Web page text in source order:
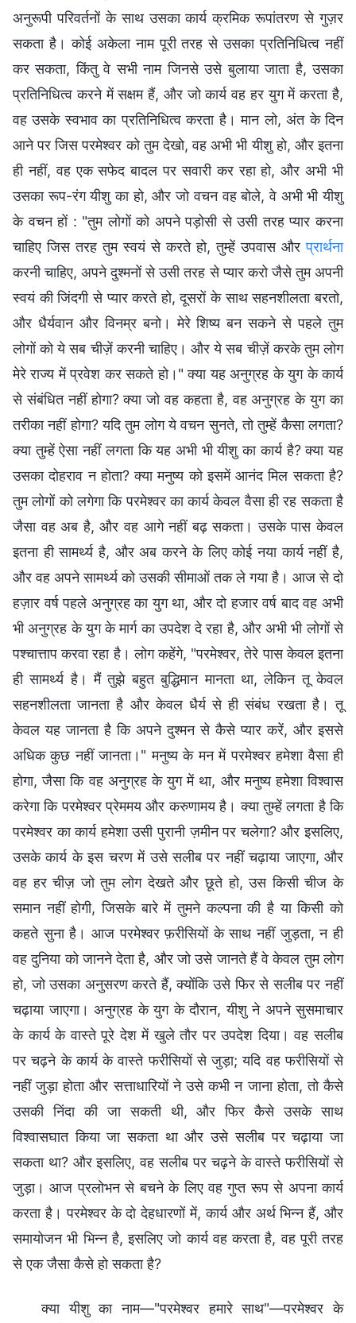
अनुरूपी परिवर्तनों के साथ उसका कार्य क्रमिक रूपांतरण से गुज़र
सकता है। कोई अकेला नाम पूरी तरह से उसका प्रतिनिधित्व नहीं
कर सकता, किंतु वे सभी नाम जिनसे उसे बुलाया जाता है, उसका
प्रतिनिधित्व करने में सक्षम हैं, और जो कार्य वह हर युग में करता है,
वह उसके स्वभाव का प्रतिनिधित्व करता है। मान लो, अंत के दिन
आने पर जिस परमेश्वर को तुम देखो, वह अभी भी यीशु हो, और इतना
ही नहीं, वह एक सफेद बादल पर सवारी कर रहा हो, और अभी भी
उसका रूप-रंग यीशु का हो, और जो वचन वह बोले, वे अभी भी यीशु
के वचन हों : "तुम लोगों को अपने पड़ोसी से उसी तरह प्यार करना
चाहिए जिस तरह तुम स्वयं से करते हो, तुम्हें उपवास औरप्रार्थना
करनी चाहिए, अपने दुश्मनों से उसी तरह से प्यार करो जैसे तुम अपनी
स्वयं की जिंदगी से प्यार करते हो, दूसरों के साथ सहनशीलता बरतो,
और धैर्यवान और विनम्र बनो। मेरे शिष्य बन सकने से पहले तुम
लोगों को ये सब चीज़ें करनी चाहिए। और ये सब चीज़ें करके तुम लोग
मेरे राज्य में प्रवेश कर सकते हो।" क्या यह अनुग्रह के युग के कार्य
से संबंधित नहीं होगा? क्या जो वह कहता है, वह अनुग्रह के युग का
तरीका नहीं होगा? यदि तुम लोग ये वचन सुनते, तो तुम्हें कैसा लगता?
क्या तुम्हें ऐसा नहीं लगता कि यह अभी भी यीशु का कार्य है? क्या यह
उसका दोहराव न होता? क्या मनुष्य को इसमें आनंद मिल सकता है?
तुम लोगों को लगेगा कि परमेश्वर का कार्य केवल वैसा ही रह सकता है
जैसा वह अब है, और वह आगे नहीं बढ़ सकता। उसके पास केवल
इतना ही सामर्थ्य है, और अब करने के लिए कोई नया कार्य नहीं है,
और वह अपने सामर्थ्य को उसकी सीमाओं तक ले गया है। आज से दो
हज़ार वर्ष पहले अनुग्रह का युग था, और दो हजार वर्ष बाद वह अभी
भी अनुग्रह के युग के मार्ग का उपदेश दे रहा है, और अभी भी लोगों से
पश्चात्ताप करवा रहा है। लोग कहेंगे, "परमेश्वर, तेरे पास केवल इतना
ही सामर्थ्य है। मैं तुझे बहुत बुद्धिमान मानता था, लेकिन तू केवल
सहनशीलता जानता है और केवल धैर्य से ही संबंध रखता है। तू
केवल यह जानता है कि अपने दुश्मन से कैसे प्यार करें, और इससे
अधिक कुछ नहीं जानता।" मनुष्य के मन में परमेश्वर हमेशा वैसा ही
होगा, जैसा कि वह अनुग्रह के युग में था, और मनुष्य हमेशा विश्वास
करेगा कि परमेश्वर प्रेममय और करुणामय है। क्या तुम्हें लगता है कि
परमेश्वर का कार्य हमेशा उसी पुरानी ज़मीन पर चलेगा? और इसलिए,
उसके कार्य के इस चरण में उसे सलीब पर नहीं चढ़ाया जाएगा, और
वह हर चीज़ जो तुम लोग देखते और छूते हो, उस किसी चीज के
समान नहीं होगी, जिसके बारे में तुमने कल्पना की है या किसी को
कहते सुना है। आज परमेश्वर फ़रीसियों के साथ नहीं जुड़ता, न ही
वह दुनिया को जानने देता है, और जो उसे जानते हैं वे केवल तुम लोग
हो, जो उसका अनुसरण करते हैं, क्योंकि उसे फिर से सलीब पर नहीं
चढ़ाया जाएगा। अनुग्रह के युग के दौरान, यीशु ने अपने सुसमाचार
के कार्य के वास्ते पूरे देश में खुले तौर पर उपदेश दिया। वह सलीब
पर चढ़ने के कार्य के वास्ते फरीसियों से जुड़ा; यदि वह फरीसियों से
नहीं जुड़ा होता और सत्ताधारियों ने उसे कभी न जाना होता, तो कैसे
उसकी निंदा की जा सकती थी, और फिर कैसे उसके साथ
विश्वासघात किया जा सकता था और उसे सलीब पर चढ़ाया जा
सकता था? और इसलिए, वह सलीब पर चढ़ने के वास्ते फरीसियों से
जुड़ा। आज प्रलोभन से बचने के लिए वह गुप्त रूप से अपना कार्य
करता है। परमेश्वर के दो देहधारणों में, कार्य और अर्थ भिन्न हैं, और
समायोजन भी भिन्न है, इसलिए जो कार्य वह करता है, वह पूरी तरह
से एक जैसा कैसे हो सकता है?
क्या यीशु का नाम—"परमेश्वर हमारे साथ"—परमेश्वर के